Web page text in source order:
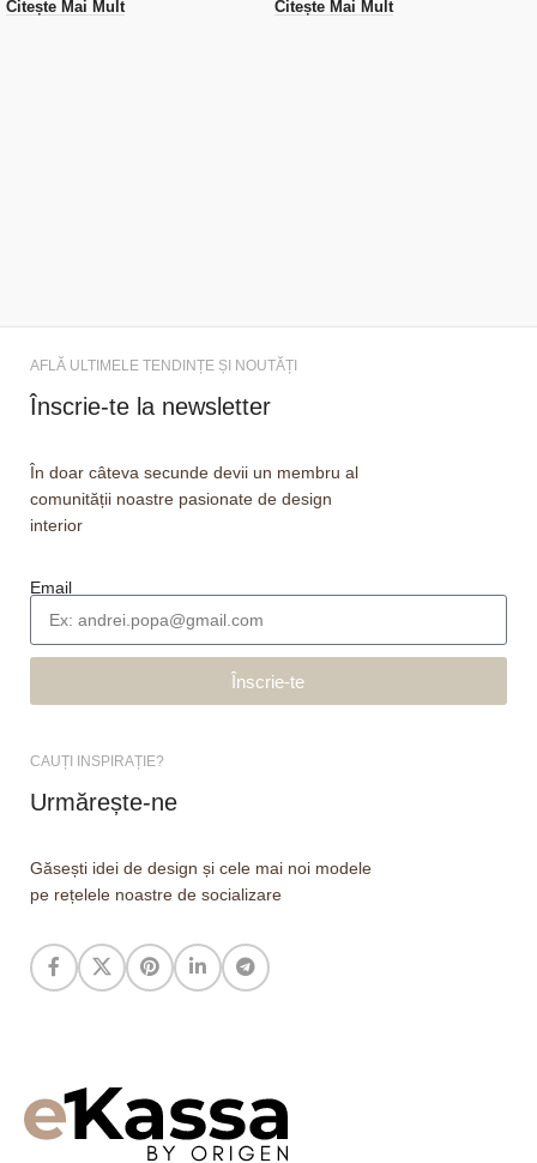
Citește Mai Mult Citește Mai Mult
AFLĂ ULTIMELE TENDINȚE ȘI NOUTĂȚI
Înscrie-te la newsletter
În doar câteva secunde devii un membru al
comunității noastre pasionate de design
interior
Email
Înscrie-te
CAUȚI INSPIRAȚIE?
Urmărește-ne
Găsești idei de design și cele mai noi modele
pe rețelele noastre de socializare